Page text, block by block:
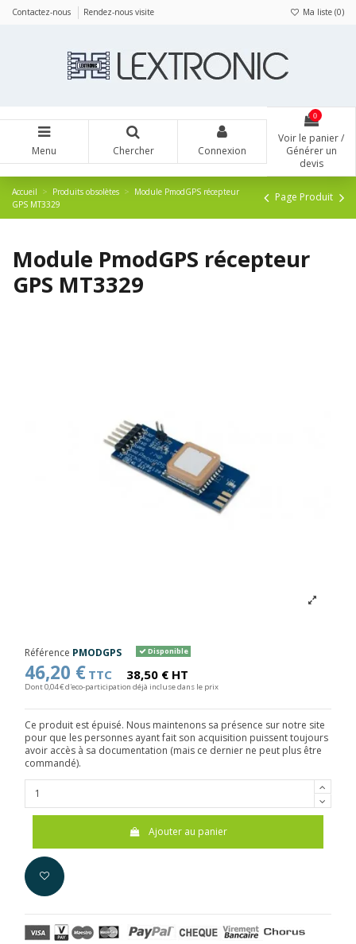
Contactez-nous Rendez-nous visite Ma liste (0)
Menu Chercher Connexion
0
Voir le panier /
Générer un
devis
Accueil Produits obsolètes
Module PmodGPS récepteur
GPS MT3329
Page Produit
Module PmodGPS récepteur
GPS MT3329
Référence PMODGPS Disponible
46,20 € TTC 38,50 € HT
Dont 0,04 € d'eco-participation déjà incluse dans le prix
Ce produit est épuisé. Nous maintenons sa présence sur notre site
pour que les personnes ayant fait son acquisition puissent toujours
avoir accès à sa documentation (mais ce dernier ne peut plus être
commandé).
Ajouter au panier
Panneau de gestion des cookies